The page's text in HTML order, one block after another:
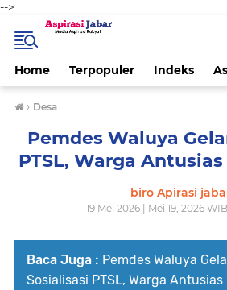
-->
Home Terpopuler Indeks
› Desa
Pemdes Waluya
PTSL, Warga
biro Apirasi
19 Mei 2026 | Mei 19, 2026 WIB
Baca Juga : Pemdes Waluya
Sosialisasi PTSL, Warga Antusias